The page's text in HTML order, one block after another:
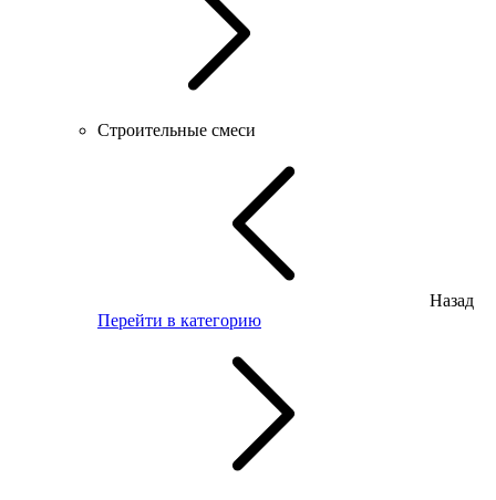
Строительные смеси
Назад
Перейти в категорию